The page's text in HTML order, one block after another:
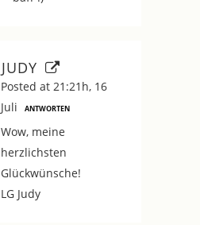
JUDY
Posted at 21:21h, 16
Juli
ANTWORTEN
Wow, meine
herzlichsten
Glückwünsche!
LG Judy